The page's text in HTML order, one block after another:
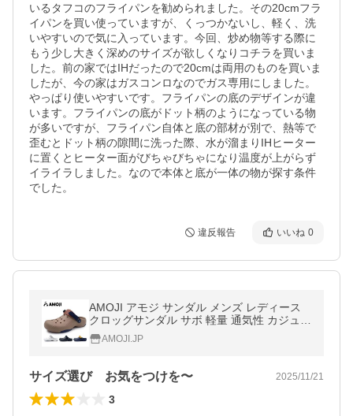
いるタフコのフライパンを勧められました。その20cmフラ
イパンを買い使っていますが、くっつかないし、軽く、洗
いやすいので気に入っています。今回、炒め物等する際に
もう少し大きく深めのサイズが欲しくなりコチラを買いま
した。前の家ではIHだったので20cmは両用のものを買いま
したが、今の家はガスコンロなのでガス専用にしました。
やっぱり使いやすいです。フライパンの底のデザインが違
います。フライパンの底がドット柄のようになっている物
が多いですが、フライパン自体と底の部材が別で、熱等で
歪むとドット柄の隙間に洗った際、水が溜まりIHヒーター
に置くとヒーター面がびちゃびちゃになり温度が上がらず
イライラしました。なので本体と底が一体の物が探す条件
でした。
違反報告 いいね 0
AMOJI アモジ サンダル メンズ レディース
クロッグサンダル サボ 軽量 通気性 カジュア
ル 歩きやすい スリッパ 2WAY 調整可能 サン
ダル スポーツ キャンプ
AMOJI.JP
サイズ選び お気をつけを〜 2025/11/21
3